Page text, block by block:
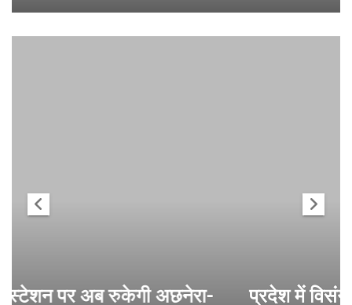
प्रदेश में विसंगति और अनमैप्ड मतदाताओं की